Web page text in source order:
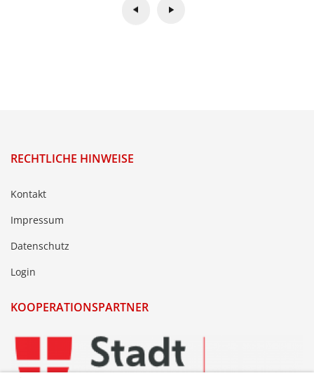
RECHTLICHE HINWEISE
Kontakt
Impressum
Datenschutz
Login
KOOPERATIONSPARTNER